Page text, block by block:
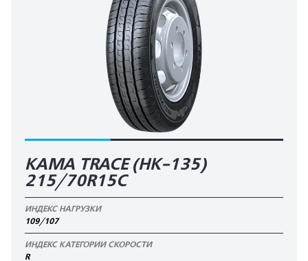
KAMA TRACE (HK-135)
215/70R15C
ИНДЕКС НАГРУЗКИ
109/107
ИНДЕКС КАТЕГОРИИ СКОРОСТИ
R